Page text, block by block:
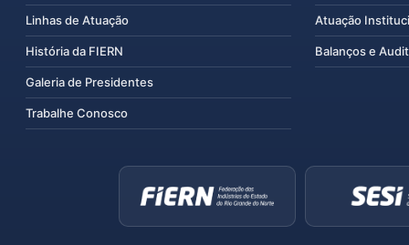
Linhas de Atuação
História da FIERN
Galeria de Presidentes
Trabalhe Conosco
Atuação
Balanços e